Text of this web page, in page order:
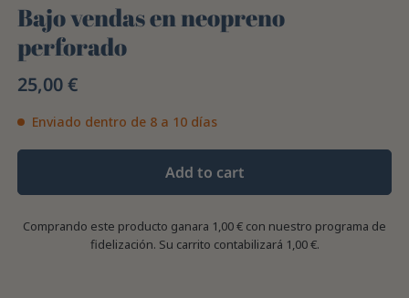
Bajo vendas en neopreno
perforado
25,00 €
Enviado dentro de 8 a 10 días
Add to cart
Comprando este producto ganara 1,00 € con nuestro programa de
fidelización. Su carrito contabilizará 1,00 €.